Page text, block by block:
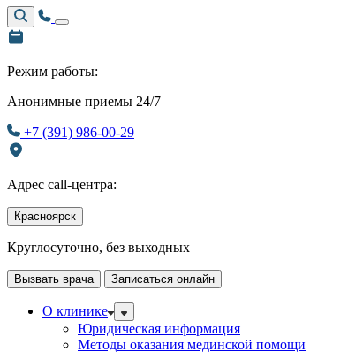
Режим работы:
Анонимные приемы 24/7
+7 (391) 986-00-29
Адрес call-центра:
Красноярск
Круглосуточно, без выходных
Вызвать врача Записаться онлайн
О клинике
Юридическая информация
Методы оказания мединской помощи